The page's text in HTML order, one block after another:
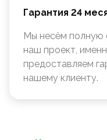
Гарантия 24
Мы несём полную
наш проект,
предоставляем
нашему клиенту.